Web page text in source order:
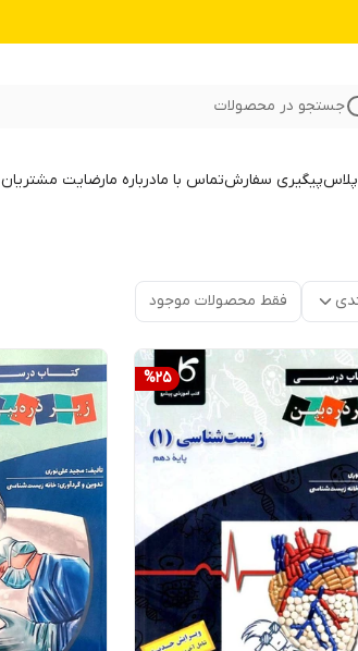
جستجو در محصولات
پیگیری سفارشتماس با مادرباره مارضایت مشتریان
فقط محصولات موجود
%25